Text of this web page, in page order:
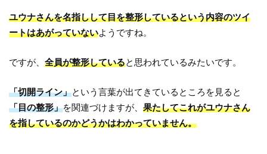
ユウナさんを名指しして目を整形しているという内容のツイ
ートはあがっていないようですね。
ですが、全員が整形していると思われているみたいです。
「切開ライン」という言葉が出てきているところを見ると
「目の整形」を関連づけますが、果たしてこれがユウナさん
を指しているのかどうかはわかっていません。